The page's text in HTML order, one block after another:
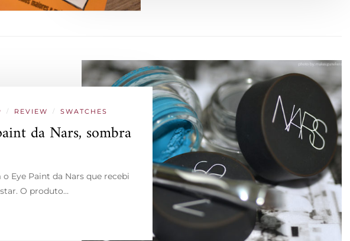
/ REVIEW / SWATCHES
da Nars, sombra
Eye Paint da Nars que recebi
O produto…